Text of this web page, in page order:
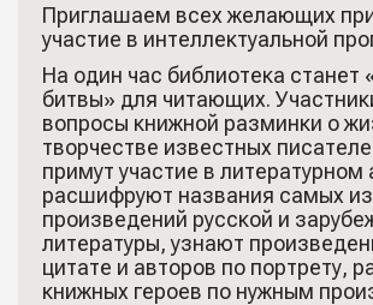
Приглашаем всех желающих
участие в интеллектуальной
На один час библиотека станет
битвы» для читающих.
вопросы книжной разминки о
творчестве известных
примут участие в литературном
расшифруют названия самых
произведений русской и
литературы, узнают
цитате и авторов по портрету,
книжных героев по нужным